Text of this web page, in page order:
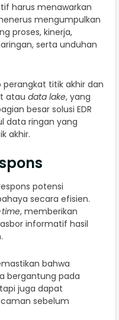
harus menawarkan
mengumpulkan
proses, kinerja,
serta unduhan
titik akhir dan
atau data lake, yang
besar solusi EDR
data ringan yang
akhir.
potensi
secara efisien.
, memberikan
informatif hasil
bahwa
bergantung pada
juga dapat
sebelum